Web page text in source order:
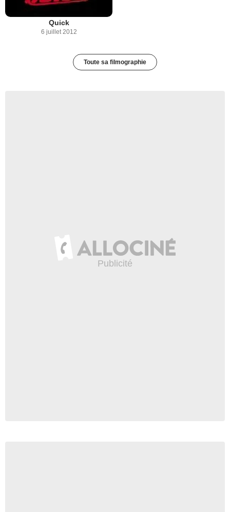
Quick
6 juillet 2012
Toute sa filmographie